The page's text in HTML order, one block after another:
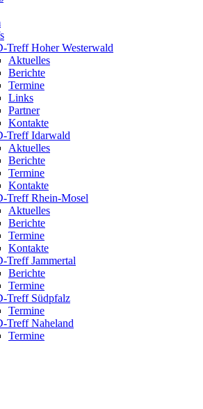
Treff Hoher Westerwald
Aktuelles
Berichte
Termine
Links
Partner
Kontakte
Treff Idarwald
Aktuelles
Berichte
Termine
Kontakte
Treff Rhein-Mosel
Aktuelles
Berichte
Termine
Kontakte
Treff Jammertal
Berichte
Termine
Treff Südpfalz
Termine
Treff Naheland
Termine